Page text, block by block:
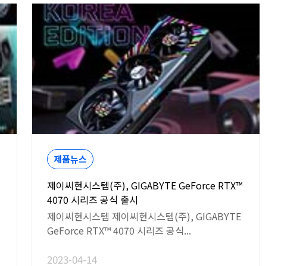
제품뉴스
제이씨현시스템(주), GIGABYTE GeForce RTX™
4070 시리즈 공식 출시
제이씨현시스템 제이씨현시스템(주), GIGABYTE
GeForce RTX™ 4070 시리즈 공식...
2023-04-14